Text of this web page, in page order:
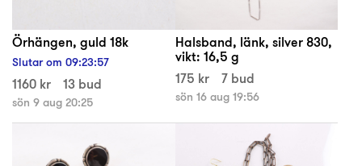
Örhängen, guld 18k
Slutar om 09:23:57
1160 kr 13 bud
sön 9 aug 20:25
Halsband, länk, silver 830,
vikt: 16,5 g
175 kr
7 bud
sön 16 aug 19:56